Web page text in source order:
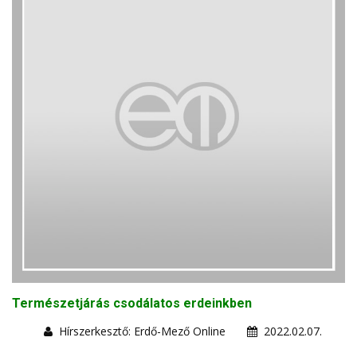
Természetjárás csodálatos erdeinkben
Hírszerkesztő: Erdő-Mező Online
2022.02.07.